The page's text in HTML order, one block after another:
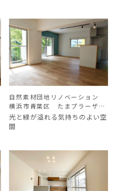
自然素材団地リノベーション
横浜市青葉区 たまプラーザ団
地 Ｍ様邸
光と緑が溢れる気持ちのよい空
間